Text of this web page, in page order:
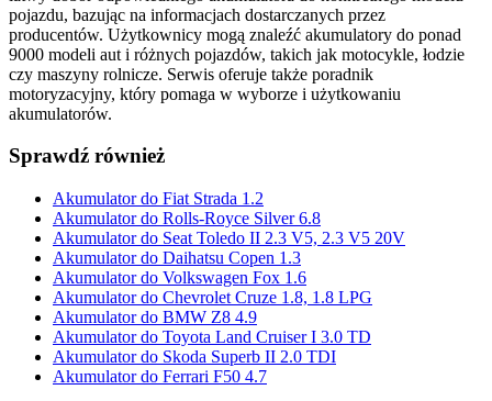
pojazdu, bazując na informacjach dostarczanych przez
producentów. Użytkownicy mogą znaleźć akumulatory do ponad
9000 modeli aut i różnych pojazdów, takich jak motocykle, łodzie
czy maszyny rolnicze. Serwis oferuje także poradnik
motoryzacyjny, który pomaga w wyborze i użytkowaniu
akumulatorów.
Sprawdź również
Akumulator do Fiat Strada 1.2
Akumulator do Rolls-Royce Silver 6.8
Akumulator do Seat Toledo II 2.3 V5, 2.3 V5 20V
Akumulator do Daihatsu Copen 1.3
Akumulator do Volkswagen Fox 1.6
Akumulator do Chevrolet Cruze 1.8, 1.8 LPG
Akumulator do BMW Z8 4.9
Akumulator do Toyota Land Cruiser I 3.0 TD
Akumulator do Skoda Superb II 2.0 TDI
Akumulator do Ferrari F50 4.7